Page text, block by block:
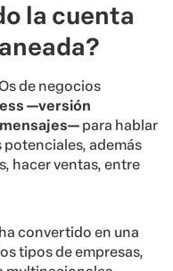
la cuenta
de negocios
—versión
para hablar
además
hacer ventas, entre
convertido en una
tipos de empresas,